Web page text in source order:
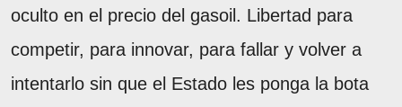
oculto en el precio del gasoil. Libertad para
competir, para innovar, para fallar y volver a
intentarlo sin que el Estado les ponga la bota